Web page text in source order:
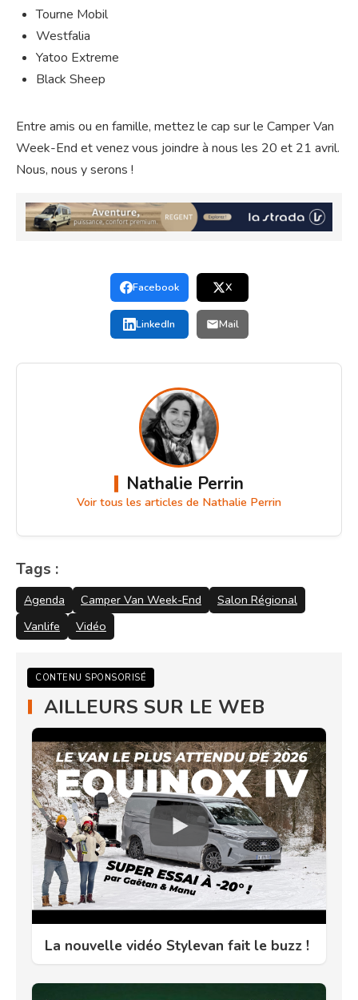
Tourne Mobil
Westfalia
Yatoo Extreme
Black Sheep
Entre amis ou en famille, mettez le cap sur le Camper Van
Week-End et venez vous joindre à nous les 20 et 21 avril.
Nous, nous y serons !
Facebook X
LinkedIn Mail
Nathalie Perrin
Voir tous les articles de Nathalie Perrin
Tags :
Agenda Camper Van Week-End
Salon Régional
Vanlife
Vidéo
CONTENU SPONSORISÉ
AILLEURS SUR LE WEB
La nouvelle vidéo Stylevan fait le buzz !